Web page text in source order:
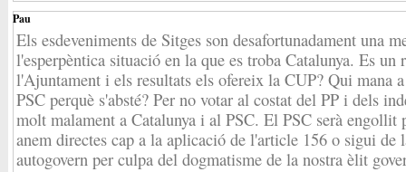
Pau
Els esdeveniments de Sitges son desafortunadament una
l'esperpèntica situació en la que es troba Catalunya. Es un
l'Ajuntament i els resultats els ofereix la CUP? Qui mana
PSC perquè s'absté? Per no votar al costat del PP i dels
molt malament a Catalunya i al PSC. El PSC serà engollit
anem directes cap a la aplicació de l'article 156 o sigui de
autogovern per culpa del dogmatisme de la nostra èlit